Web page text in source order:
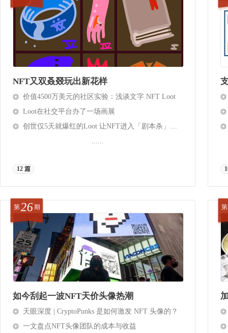
NFT又双叒叕玩出新花样
价值4500万美元的社区实验：浅谈文字 NFT Loot
Loot在社交平台办了一场画展
创世仅5天就爆红的Loot 让NFT进入「剧本杀」时代（附Loot仿盘）
......
12 篇
如今刮起一波NFT天价头像热潮
天眼深度 | CryptoPunks 是如何激发 NFT 头像的？
一文盘点NFT头像团队的成本与收益
第26 期 第